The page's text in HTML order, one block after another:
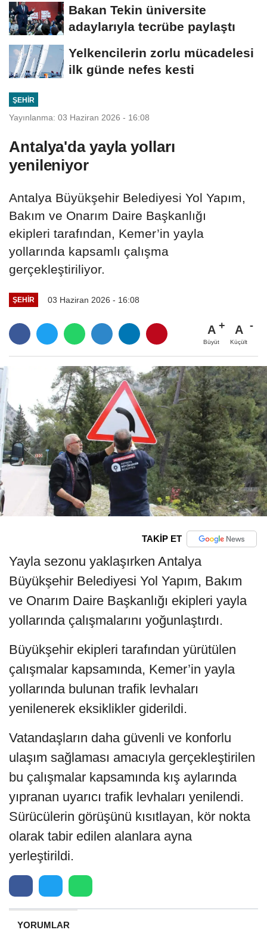
Bakan Tekin üniversite
adaylarıyla tecrübe paylaştı
Yelkencilerin zorlu mücadelesi
ilk günde nefes kesti
ŞEHIR
Yayınlanma: 03 Haziran 2026 - 16:08
Antalya'da yayla yolları
yenileniyor
Antalya Büyükşehir Belediyesi Yol Yapım,
Bakım ve Onarım Daire Başkanlığı
ekipleri tarafından, Kemer’in yayla
yollarında kapsamlı çalışma
gerçekleştiriliyor.
ŞEHIR 03 Haziran 2026 - 16:08
A
Büyüt
A
Küçült
TAKİP ET
Yayla sezonu yaklaşırken Antalya
Büyükşehir Belediyesi Yol Yapım, Bakım
ve Onarım Daire Başkanlığı ekipleri yayla
yollarında çalışmalarını yoğunlaştırdı.
Büyükşehir ekipleri tarafından yürütülen
çalışmalar kapsamında, Kemer’in yayla
yollarında bulunan trafik levhaları
yenilenerek eksiklikler giderildi.
Vatandaşların daha güvenli ve konforlu
ulaşım sağlaması amacıyla gerçekleştirilen
bu çalışmalar kapsamında kış aylarında
yıpranan uyarıcı trafik levhaları yenilendi.
Sürücülerin görüşünü kısıtlayan, kör nokta
olarak tabir edilen alanlara ayna
yerleştirildi.
YORUMLAR